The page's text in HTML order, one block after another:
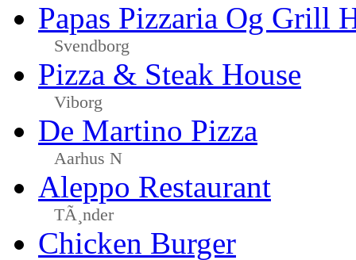
Papas Pizzaria Og Grill
Svendborg
Pizza & Steak House
Viborg
De Martino Pizza
Aarhus N
Aleppo Restaurant
TÃ¸nder
Chicken Burger